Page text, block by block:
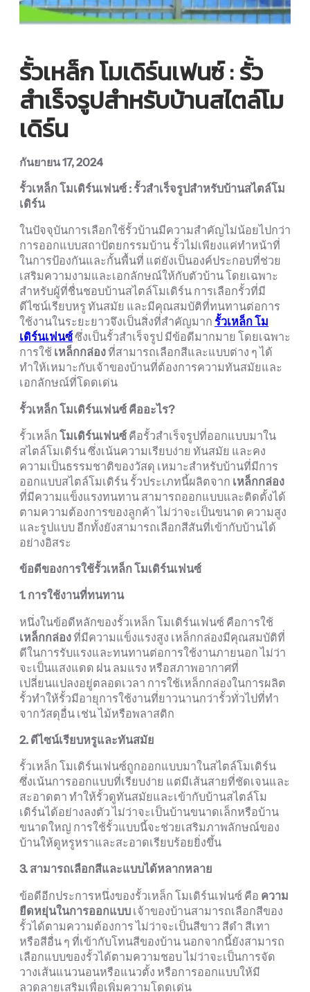
รั้วเหล็ก โมเดิร์นเฟนซ์ : รั้ว
สำเร็จรูปสำหรับบ้านสไตล์โม
เดิร์น
กันยายน 17, 2024
รั้วเหล็ก โมเดิร์นเฟนซ์ : รั้วสำเร็จรูปสำหรับบ้านสไตล์โม
เดิร์น
ในปัจจุบันการเลือกใช้รั้วบ้านมีความสำคัญไม่น้อยไปกว่า
การออกแบบสถาปัตยกรรมบ้าน รั้วไม่เพียงแค่ทำหน้าที่
ในการป้องกันและกั้นพื้นที่ แต่ยังเป็นองค์ประกอบที่ช่วย
เสริมความงามและเอกลักษณ์ให้กับตัวบ้าน โดยเฉพาะ
สำหรับผู้ที่ชื่นชอบบ้านสไตล์โมเดิร์น การเลือกรั้วที่มี
ดีไซน์เรียบหรู ทันสมัย และมีคุณสมบัติที่ทนทานต่อการ
ใช้งานในระยะยาวจึงเป็นสิ่งที่สำคัญมาก รั้วเหล็ก โม
เดิร์นเฟนซ์ซึ่งเป็นรั้วสำเร็จรูป มีข้อดีมากมาย โดยเฉพาะ
การใช้ เหล็กกล่องที่สามารถเลือกสีและแบบต่าง ๆ ได้
ทำให้เหมาะกับเจ้าของบ้านที่ต้องการความทันสมัยและ
เอกลักษณ์ที่โดดเด่น
รั้วเหล็ก โมเดิร์นเฟนซ์ คืออะไร?
รั้วเหล็ก โมเดิร์นเฟนซ์ คือรั้วสำเร็จรูปที่ออกแบบมาใน
สไตล์โมเดิร์น ซึ่งเน้นความเรียบง่าย ทันสมัย และคง
ความเป็นธรรมชาติของวัสดุ เหมาะสำหรับบ้านที่มีการ
ออกแบบสไตล์โมเดิร์น รั้วประเภทนี้ผลิตจาก เหล็กกล่อง
ที่มีความแข็งแรงทนทาน สามารถออกแบบและติดตั้งได้
ตามความต้องการของลูกค้า ไม่ว่าจะเป็นขนาด ความสูง
และรูปแบบ อีกทั้งยังสามารถเลือกสีสันที่เข้ากับบ้านได้
อย่างอิสระ
ข้อดีของการใช้รั้วเหล็ก โมเดิร์นเฟนซ์
1. การใช้งานที่ทนทาน
หนึ่งในข้อดีหลักของรั้วเหล็ก โมเดิร์นเฟนซ์ คือการใช้
เหล็กกล่องที่มีความแข็งแรงสูง เหล็กกล่องมีคุณสมบัติที่
ดีในการรับแรงและทนทานต่อการใช้งานภายนอก ไม่ว่า
จะเป็นแสงแดด ฝน ลมแรง หรือสภาพอากาศที่
เปลี่ยนแปลงอยู่ตลอดเวลา การใช้เหล็กกล่องในการผลิต
รั้วทำให้รั้วมีอายุการใช้งานที่ยาวนานกว่ารั้วทั่วไปที่ทำ
จากวัสดุอื่น เช่น ไม้หรือพลาสติก
2. ดีไซน์เรียบหรูและทันสมัย
รั้วเหล็ก โมเดิร์นเฟนซ์ถูกออกแบบมาในสไตล์โมเดิร์น
ซึ่งเน้นการออกแบบที่เรียบง่าย แต่มีเส้นสายที่ชัดเจนและ
สะอาดตา ทำให้รั้วดูทันสมัยและเข้ากับบ้านสไตล์โม
เดิร์นได้อย่างลงตัว ไม่ว่าจะเป็นบ้านขนาดเล็กหรือบ้าน
ขนาดใหญ่ การใช้รั้วแบบนี้จะช่วยเสริมภาพลักษณ์ของ
บ้านให้ดูหรูหราและสะอาดเรียบร้อยยิ่งขึ้น
3. สามารถเลือกสีและแบบได้หลากหลาย
ข้อดีอีกประการหนึ่งของรั้วเหล็ก โมเดิร์นเฟนซ์ คือ ความ
ยืดหยุ่นในการออกแบบ เจ้าของบ้านสามารถเลือกสีของ
รั้วได้ตามความต้องการ ไม่ว่าจะเป็นสีขาว สีดำ สีเทา
หรือสีอื่น ๆ ที่เข้ากับโทนสีของบ้าน นอกจากนี้ยังสามารถ
เลือกแบบของรั้วได้ตามความชอบ ไม่ว่าจะเป็นการจัด
วางเส้นแนวนอนหรือแนวตั้ง หรือการออกแบบให้มี
ลวดลายเสริมเพื่อเพิ่มความโดดเด่น